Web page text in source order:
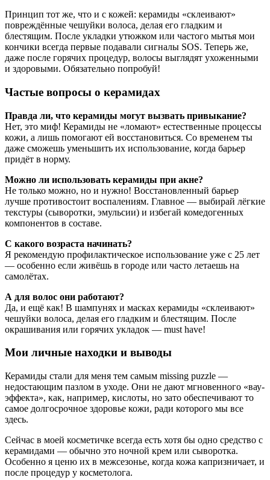
Принцип тот же, что и с кожей: керамиды «склеивают»
повреждённые чешуйки волоса, делая его гладким и
блестящим. После укладки утюжком или частого мытья мои
кончики всегда первые подавали сигналы SOS. Теперь же,
даже после горячих процедур, волосы выглядят ухоженными
и здоровыми. Обязательно попробуй!
Частые вопросы о керамидах
Правда ли, что керамиды могут вызвать привыкание?
Нет, это миф! Керамиды не «ломают» естественные процессы
кожи, а лишь помогают ей восстановиться. Со временем ты
даже сможешь уменьшить их использование, когда барьер
придёт в норму.
Можно ли использовать керамиды при акне?
Не только можно, но и нужно! Восстановленный барьер
лучше противостоит воспалениям. Главное — выбирай лёгкие
текстуры (сыворотки, эмульсии) и избегай комедогенных
компонентов в составе.
С какого возраста начинать?
Я рекомендую профилактическое использование уже с 25 лет
— особенно если живёшь в городе или часто летаешь на
самолётах.
А для волос они работают?
Да, и ещё как! В шампунях и масках керамиды «склеивают»
чешуйки волоса, делая его гладким и блестящим. После
окрашивания или горячих укладок — must have!
Мои личные находки и выводы
Керамиды стали для меня тем самым missing puzzle —
недостающим пазлом в уходе. Они не дают мгновенного «вау-
эффекта», как, например, кислоты, но зато обеспечивают то
самое долгосрочное здоровье кожи, ради которого мы все
здесь.
Сейчас в моей косметичке всегда есть хотя бы одно средство с
керамидами — обычно это ночной крем или сыворотка.
Особенно я ценю их в межсезонье, когда кожа капризничает, и
после процедур у косметолога.